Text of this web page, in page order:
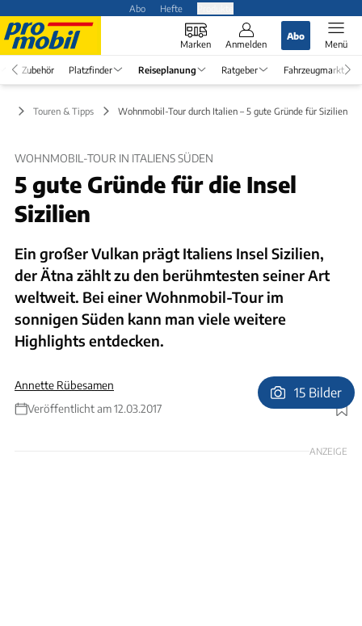
Abo Hefte
Marken Anmelden
Abo
Menü
Zubehör Platzfinder Reiseplanung Ratgeber Fahrzeugmarkt
Touren & Tipps Wohnmobil-Tour durch Italien – 5 gute Gründe für Sizilien
WOHNMOBIL-TOUR IN ITALIENS SÜDEN
5 gute Gründe für die Insel
Sizilien
Ein großer Vulkan prägt Italiens Insel Sizilien,
der Ätna zählt zu den berühmtesten seiner Art
weltweit. Bei einer Wohnmobil-Tour im
sonnigen Süden kann man viele weitere
Highlights entdecken.
Annette Rübesamen
Veröffentlicht am 12.03.2017
Foto: Udo Bernhart
15 Bilder
ANZEIGE